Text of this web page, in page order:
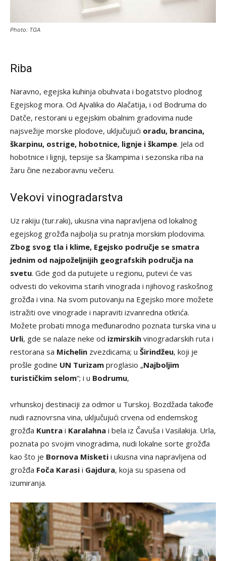
Photo: TGA
Riba
Naravno, egejska kuhinja obuhvata i bogatstvo plodnog
Egejskog mora. Od Ajvalika do Alačatija, i od Bodruma do
Datče, restorani u egejskim obalnim gradovima nude
najsvežije morske plodove, uključujući oradu, brancina,
škarpinu, ostrige, hobotnice, lignje i škampe. Jela od
hobotnice i lignji, tepsije sa škampima i sezonska riba na
žaru čine nezaboravnu večeru.
Vekovi vinogradarstva
Uz rakiju (tur.rakı), ukusna vina napravljena od lokalnog
egejskog grožđa najbolja su pratnja morskim plodovima.
Zbog svog tla i klime, Egejsko područje se smatra
jednim od najpoželjnijih geografskih područja na
svetu. Gde god da putujete u regionu, putevi će vas
odvesti do vekovima starih vinograda i njihovog raskošnog
grožđa i vina. Na svom putovanju na Egejsko more možete
istražiti ove vinograde i napraviti izvanredna otkrića.
Možete probati mnoga međunarodno poznata turska vina u
Urli, gde se nalaze neke od izmirskih vinogradarskih ruta i
restorana sa Michelin zvezdicama; u Širindžeu, koji je
prošle godine UN Turizam proglasio „Najboljim
turističkim selom“; i u Bodrumu,
vrhunskoj destinaciji za odmor u Turskoj. Bozdžada takođe
nudi raznovrsna vina, uključujući crvena od endemskog
grožđa Kuntra i Karalahna i bela iz Čavuša i Vasilakija. Urla,
poznata po svojim vinogradima, nudi lokalne sorte grožđa
kao što je Bornova Misketi i ukusna vina napravljena od
grožđa Foča Karasi i Gajdura, koja su spasena od
izumiranja.